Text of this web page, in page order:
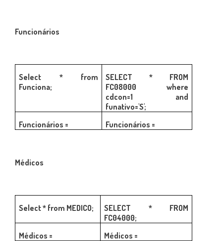
Funcionários
Select * from
Funciona;
SELECT * FROM
FC08000 where
cdcon=1 and
funativo='S';
Funcionários =
Funcionários =
Médicos
Select * from MEDICO;
SELECT * FROM
FC04000;
Médicos =
Médicos =